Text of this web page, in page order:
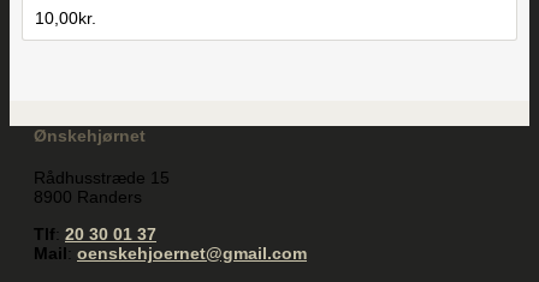
10,00kr.
Ønskehjørnet
Rådhusstræde 15
8900 Randers
Tlf: 20 30 01 37
Mail: oenskehjoernet@gmail.com